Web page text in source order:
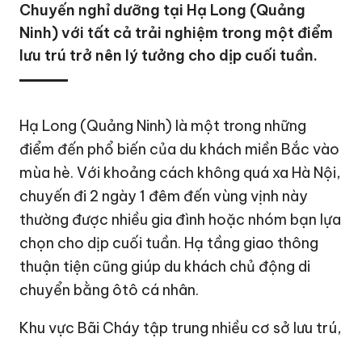
Chuyến nghỉ dưỡng tại Hạ Long (Quảng
Ninh) với tất cả trải nghiệm trong một điểm
lưu trú trở nên lý tưởng cho dịp cuối tuần.
Hạ Long (Quảng Ninh) là một trong những
điểm đến phổ biến của du khách miền Bắc vào
mùa hè. Với khoảng cách không quá xa Hà Nội,
chuyến đi 2 ngày 1 đêm đến vùng vịnh này
thường được nhiều gia đình hoặc nhóm bạn lựa
chọn cho dịp cuối tuần. Hạ tầng giao thông
thuận tiện cũng giúp du khách chủ động di
chuyển bằng ôtô cá nhân.
Khu vực Bãi Cháy tập trung nhiều cơ sở lưu trú,